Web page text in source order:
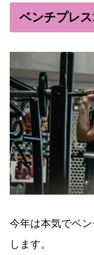
ベンチプレ
今年は本気でベ
します。